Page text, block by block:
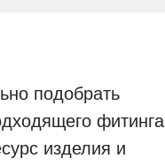
подобрать
фитинга
изделия и